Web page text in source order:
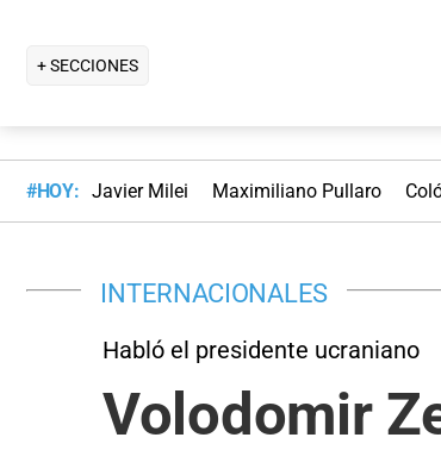
+ SECCIONES
#HOY: Javier Milei Maximiliano Pullaro
INTERNACIONALES
Habló el presidente ucraniano
Volodomir